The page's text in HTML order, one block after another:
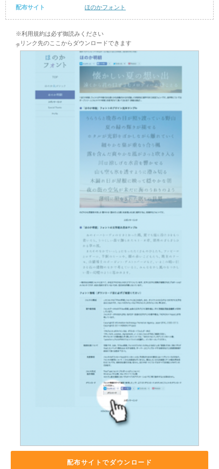
配布サイト
ほのかフォント
※利用規約は必ず御読みください
リンク先のここからダウンロードできます
配布サイトでダウンロード